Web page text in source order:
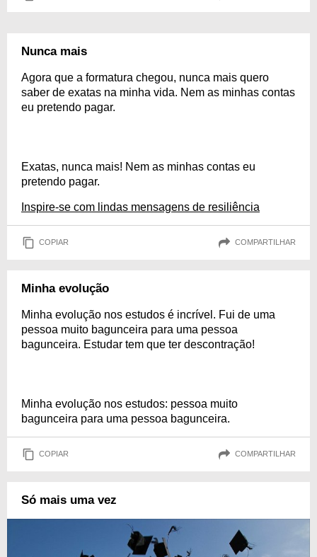
Nunca mais
Agora que a formatura chegou, nunca mais quero
saber de exatas na minha vida. Nem as minhas contas
eu pretendo pagar.
Exatas, nunca mais! Nem as minhas contas eu
pretendo pagar.
Inspire-se com lindas mensagens de resiliência
COPIAR COMPARTILHAR
Minha evolução
Minha evolução nos estudos é incrível. Fui de uma
pessoa muito bagunceira para uma pessoa
bagunceira. Estudar tem que ter descontração!
Minha evolução nos estudos: pessoa muito
bagunceira para uma pessoa bagunceira.
COPIAR COMPARTILHAR
Só mais uma vez